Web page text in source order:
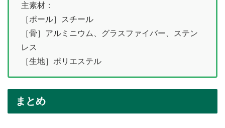
主素材：
［ポール］スチール
［骨］アルミニウム、グラスファイバー、ステン
レス
［生地］ポリエステル
まとめ